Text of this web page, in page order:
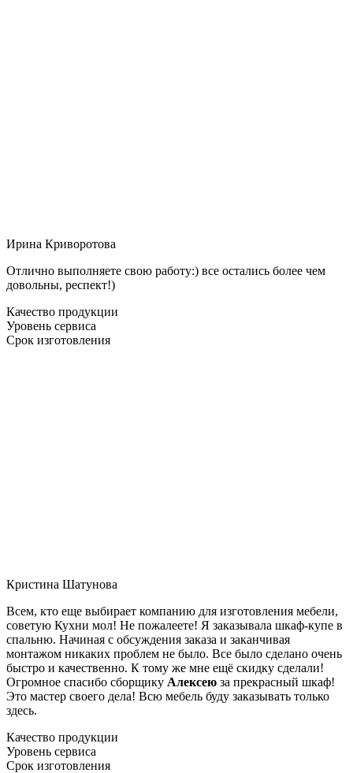
Ирина Криворотова
Отлично выполняете свою работу:) все остались более чем
довольны, респект!)
Качество продукции
Уровень сервиса
Срок изготовления
Кристина Шатунова
Всем, кто еще выбирает компанию для изготовления мебели,
советую Кухни мол! Не пожалеете! Я заказывала шкаф-купе в
спальню. Начиная с обсуждения заказа и заканчивая
монтажом никаких проблем не было. Все было сделано очень
быстро и качественно. К тому же мне ещё скидку сделали!
Огромное спасибо сборщику Алексею за прекрасный шкаф!
Это мастер своего дела! Всю мебель буду заказывать только
здесь.
Качество продукции
Уровень сервиса
Срок изготовления